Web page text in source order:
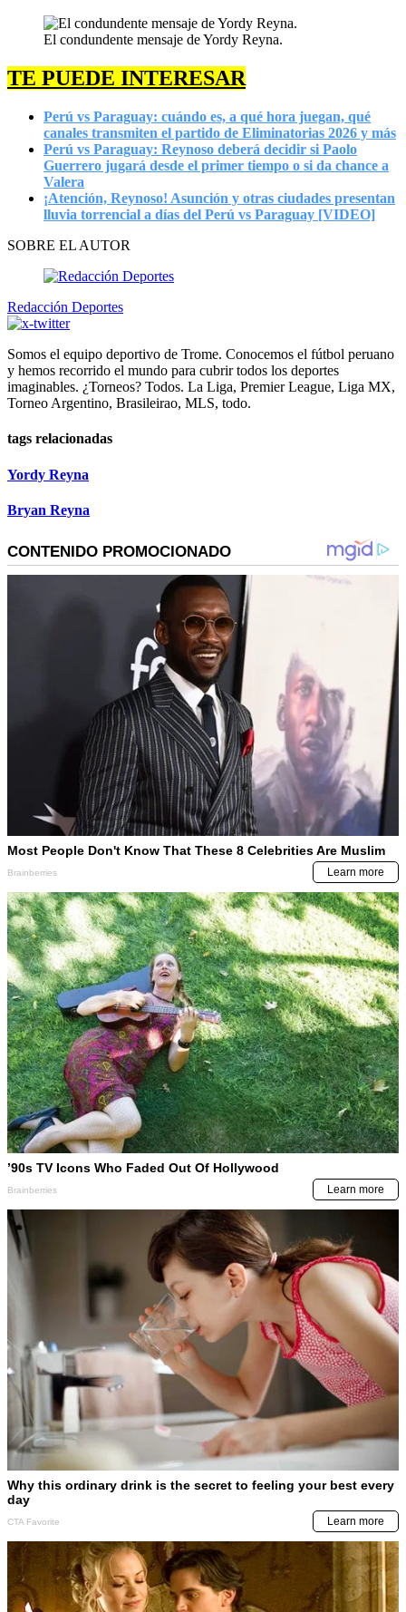
El condundente mensaje de Yordy Reyna.
TE PUEDE INTERESAR
Perú vs Paraguay: cuándo es, a qué hora juegan, qué
canales transmiten el partido de Eliminatorias 2026 y más
Perú vs Paraguay: Reynoso deberá decidir si Paolo
Guerrero jugará desde el primer tiempo o si da chance a
Valera
¡Atención, Reynoso! Asunción y otras ciudades presentan
lluvia torrencial a días del Perú vs Paraguay [VIDEO]
SOBRE EL AUTOR
Redacción Deportes
Somos el equipo deportivo de Trome. Conocemos el fútbol peruano
y hemos recorrido el mundo para cubrir todos los deportes
imaginables. ¿Torneos? Todos. La Liga, Premier League, Liga MX,
Torneo Argentino, Brasileirao, MLS, todo.
tags relacionadas
Yordy Reyna
Bryan Reyna